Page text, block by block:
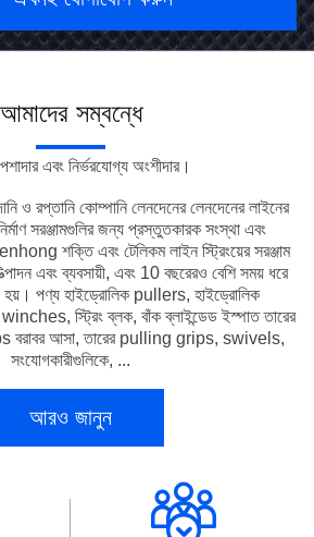
আমাদের সম্বন্ধে
এবং নির্ভরযোগ্য অংশীদার।
রপ্তানি কোম্পানি লেনদেনের লেনদেনের লাইনের
সরঞ্জামগুলির জন্য প্রস্তুতকারক সংস্থা এবং
শক্তি এবং টেলিকম লাইন স্ট্রিংয়ের সরঞ্জাম
এবং ব্যবসায়ী, এবং 10 বছরেরও বেশি সময় ধরে
হয়। পণ্য হাইড্রোলিক pullers, হাইড্রোলিক
স্ট্রিং ব্লক, বাঁক ব্লাইন্ডেড ইস্পাত তারের
বরাবর আসা, তারের pulling grips, swivels,
সংযোগকারীগুলিকে, ...
আরও জানুন